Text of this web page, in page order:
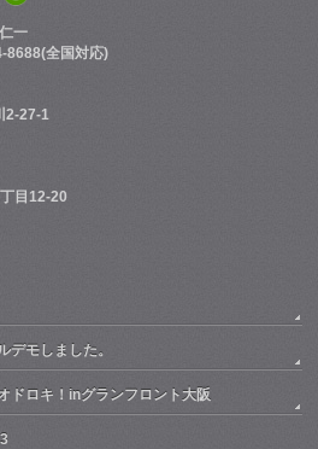
一
8688(全国対応)
2-27-1
目12-20
デモしました。
ドロキ！inグランフロント大阪